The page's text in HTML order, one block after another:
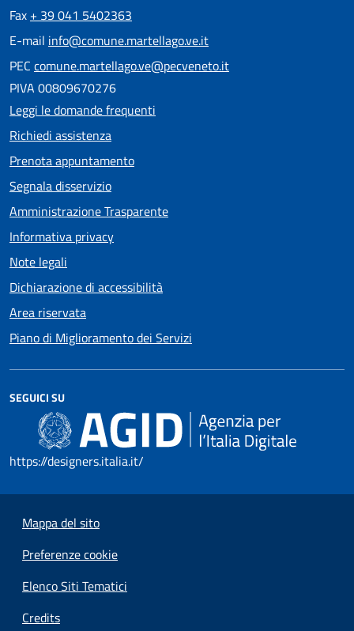
Fax + 39 041 5402363
E-mail info@comune.martellago.ve.it
PEC comune.martellago.ve@pecveneto.it
PIVA 00809670276
Leggi le domande frequenti
Richiedi assistenza
Prenota appuntamento
Segnala disservizio
Amministrazione Trasparente
Informativa privacy
Note legali
Dichiarazione di accessibilità
Area riservata
Piano di Miglioramento dei Servizi
SEGUICI SU
https://designers.italia.it/
Mappa del sito
Preferenze cookie
Elenco Siti Tematici
Credits